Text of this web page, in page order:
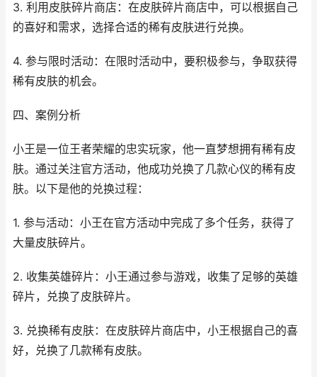
3. 利用皮肤碎片商店：在皮肤碎片商店中，可以根据自己
的喜好和需求，选择合适的稀有皮肤进行兑换。
4. 参与限时活动：在限时活动中，要积极参与，争取获得
稀有皮肤的机会。
四、案例分析
小王是一位王者荣耀的忠实玩家，他一直梦想拥有稀有皮
肤。通过关注官方活动，他成功兑换了几款心仪的稀有皮
肤。以下是他的兑换过程：
1. 参与活动：小王在官方活动中完成了多个任务，获得了
大量皮肤碎片。
2. 收集英雄碎片：小王通过参与游戏，收集了足够的英雄
碎片，兑换了皮肤碎片。
3. 兑换稀有皮肤：在皮肤碎片商店中，小王根据自己的喜
好，兑换了几款稀有皮肤。